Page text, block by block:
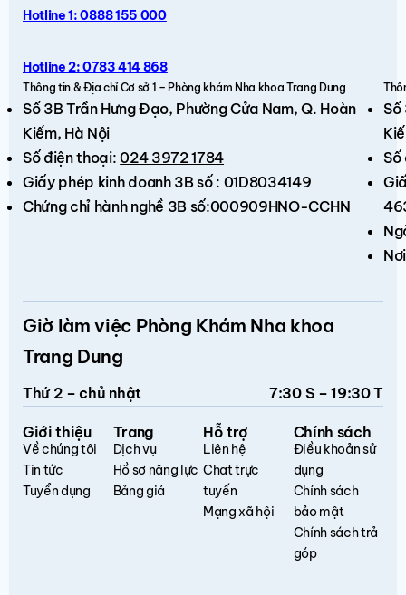
Hotline 1: 0888 155 000
Hotline 2: 0783 414 868
Thông tin & Địa chỉ Cơ sở 1 – Phòng khám Nha khoa Trang Dung
Số 3B Trần Hưng Đạo, Phường Cửa Nam, Q. Hoàn
Kiếm, Hà Nội
Số điện thoại:024 3972 1784
Giấy phép kinh doanh 3B số : 01D8034149
Chứng chỉ hành nghề 3B số:000909HNO-CCHN
Số
Số
Giờ làm việc Phòng Khám Nha khoa
Trang Dung
Thứ 2 – chủ nhật 7:30 S – 19:30 T
Giới thiệu
Về chúng tôi
Tin tức
Tuyển dụng
Trang
Dịch vụ
Hồ sơ năng lực
Bảng giá
Hỗ trợ
Liên hệ
Chat trực
tuyến
Mạng xã hội
Chính sách
Điều khoản sử
dụng
Chính sách
bảo mật
Chính sách trả
góp